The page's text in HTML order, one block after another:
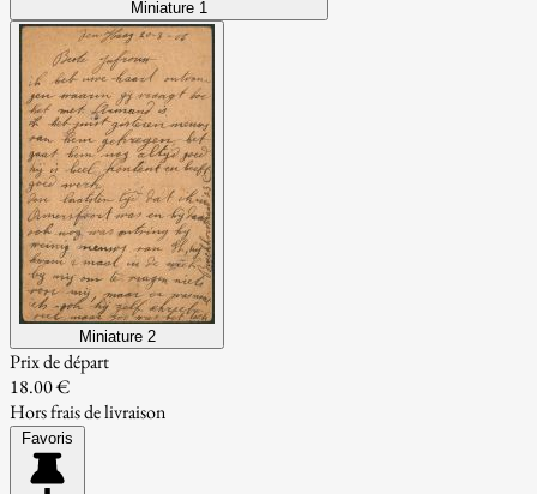
Miniature 1
Miniature 2
Prix de départ
18.00 €
Hors frais de livraison
Favoris